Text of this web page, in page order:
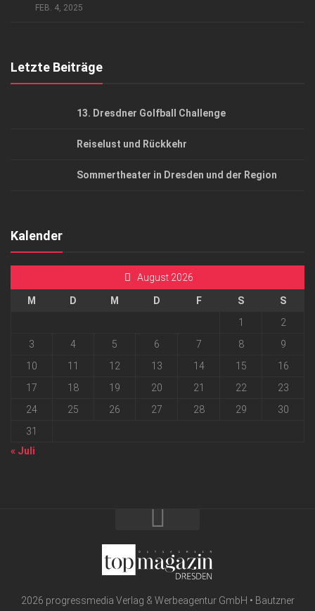
FEB. 4, 2025
Letzte Beiträge
13. Dresdner Golfball Challenge
Reiselust und Rückkehr
Sommertheater in Dresden und der Region
Kalender
August 2026
M D M D F S
S
1
2
3
4 5 6 7 8
9
10
11 12 13 14 15
16
17
18 19 20 21 22
23
24
25 26 27 28 29
30
31
« Juli
2026 progressmedia Verlag & Werbeagentur GmbH • Bautzner